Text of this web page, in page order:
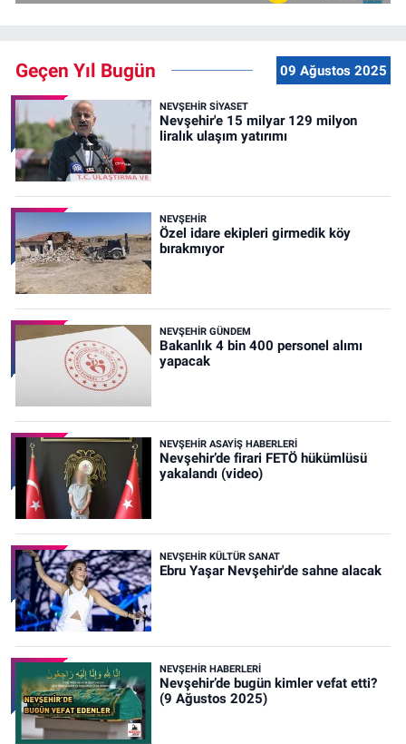
Geçen Yıl Bugün 09 Ağustos 2025
NEVŞEHIR SIYASET
Nevşehir'e 15 milyar 129 milyon
liralık ulaşım yatırımı
NEVŞEHIR
Özel idare ekipleri girmedik köy
bırakmıyor
NEVŞEHIR GÜNDEM
Bakanlık 4 bin 400 personel alımı
yapacak
NEVŞEHIR ASAYIŞ HABERLERI
Nevşehir’de firari FETÖ hükümlüsü
yakalandı (video)
NEVŞEHIR KÜLTÜR SANAT
Ebru Yaşar Nevşehir'de sahne alacak
NEVŞEHIR HABERLERI
Nevşehir’de bugün kimler vefat etti?
(9 Ağustos 2025)